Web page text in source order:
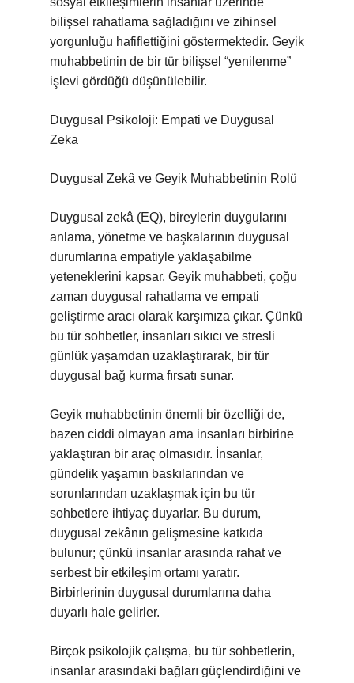
bilişsel rahatlama sağladığını ve zihinsel
yorgunluğu hafiflettiğini göstermektedir. Geyik
muhabbetinin de bir tür bilişsel “yenilenme”
işlevi gördüğü düşünülebilir.
Duygusal Psikoloji: Empati ve Duygusal
Zeka
Duygusal Zekâ ve Geyik Muhabbetinin Rolü
Duygusal zekâ (EQ), bireylerin duygularını
anlama, yönetme ve başkalarının duygusal
durumlarına empatiyle yaklaşabilme
yeteneklerini kapsar. Geyik muhabbeti, çoğu
zaman duygusal rahatlama ve empati
geliştirme aracı olarak karşımıza çıkar. Çünkü
bu tür sohbetler, insanları sıkıcı ve stresli
günlük yaşamdan uzaklaştırarak, bir tür
duygusal bağ kurma fırsatı sunar.
Geyik muhabbetinin önemli bir özelliği de,
bazen ciddi olmayan ama insanları birbirine
yaklaştıran bir araç olmasıdır. İnsanlar,
gündelik yaşamın baskılarından ve
sorunlarından uzaklaşmak için bu tür
sohbetlere ihtiyaç duyarlar. Bu durum,
duygusal zekânın gelişmesine katkıda
bulunur; çünkü insanlar arasında rahat ve
serbest bir etkileşim ortamı yaratır.
Birbirlerinin duygusal durumlarına daha
duyarlı hale gelirler.
Birçok psikolojik çalışma, bu tür sohbetlerin,
insanlar arasındaki bağları güçlendirdiğini ve